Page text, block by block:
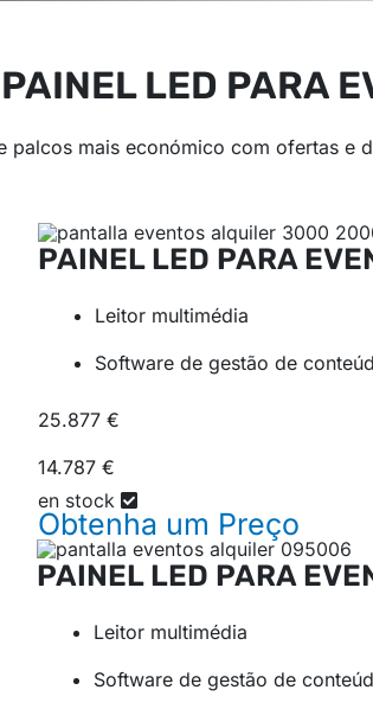
LED PARA
palcos mais económico com ofertas e
PAINEL LED PARA
Leitor multimédia
Software de gestão de
25.877 €
14.787 €
en stock
Obtenha um Preço
PAINEL LED PARA
Leitor multimédia
Software de gestão de